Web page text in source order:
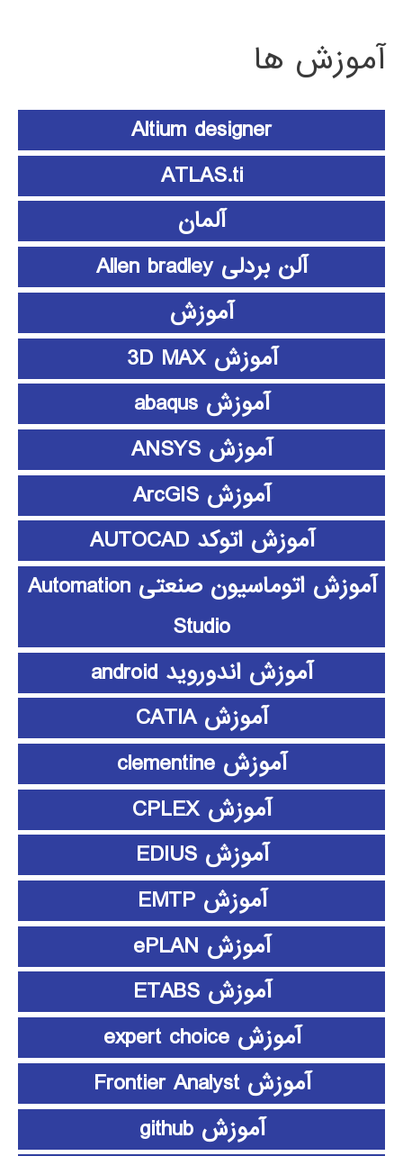
آموزش ها
Altium designer
ATLAS.ti
آلمان
آلن بردلی Allen bradley
آموزش
آموزش 3D MAX
آموزش abaqus
آموزش ANSYS
آموزش ArcGIS
آموزش اتوکد AUTOCAD
آموزش اتوماسیون صنعتی Automation
Studio
آموزش اندوروید android
آموزش CATIA
آموزش clementine
آموزش CPLEX
آموزش EDIUS
آموزش EMTP
آموزش ePLAN
آموزش ETABS
آموزش expert choice
آموزش Frontier Analyst
آموزش github